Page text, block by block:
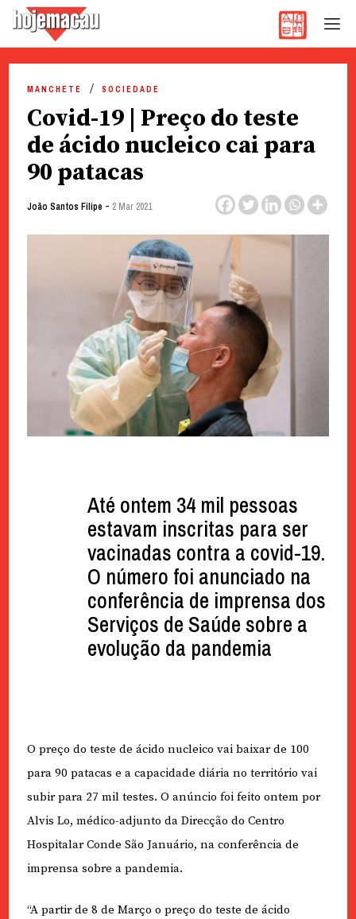
content
MANCHETE SOCIEDADE
Covid-19 | Preço do teste
de ácido nucleico cai para
90 patacas
João Santos Filipe - 2 Mar 2021
Até ontem 34 mil pessoas
estavam inscritas para ser
vacinadas contra a covid-19.
O número foi anunciado na
conferência de imprensa dos
Serviços de Saúde sobre a
evolução da pandemia
O preço do teste de ácido nucleico vai baixar de 100
para 90 patacas e a capacidade diária no território vai
subir para 27 mil testes. O anúncio foi feito ontem por
Alvis Lo, médico-adjunto da Direcção do Centro
Hospitalar Conde São Januário, na conferência de
imprensa sobre a pandemia.
“A partir de 8 de Março o preço do teste de ácido